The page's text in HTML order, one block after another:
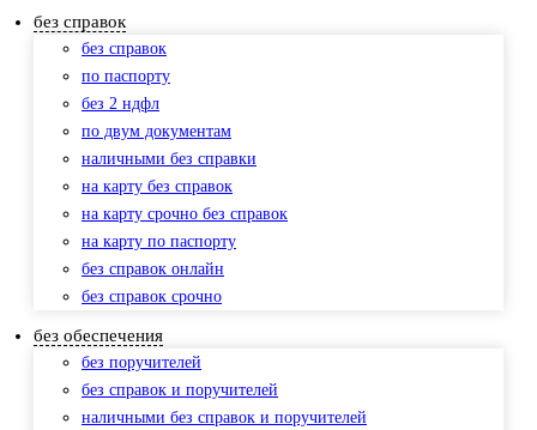
без справок
без справок
по паспорту
без 2 ндфл
по двум документам
наличными без справки
на карту без справок
на карту срочно без справок
на карту по паспорту
без справок онлайн
без справок срочно
без обеспечения
без поручителей
без справок и поручителей
наличными без справок и поручителей